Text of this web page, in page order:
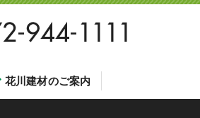
花川建材のご案内